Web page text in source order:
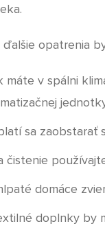
opatrenia
máte v spálni
sa zaobstarať
čistenie
domáce
doplnky by